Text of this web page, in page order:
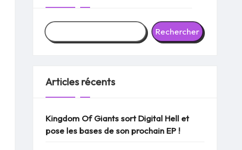
Rechercher
Articles récents
Kingdom Of Giants sort Digital Hell et
pose les bases de son prochain EP !